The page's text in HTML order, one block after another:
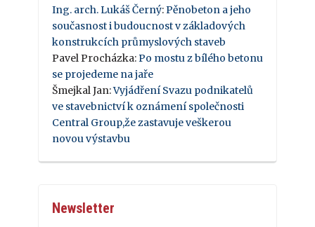
Ing. arch. Lukáš Černý:Pěnobeton a jeho
současnost i budoucnost v základových
konstrukcích průmyslových staveb
Pavel Procházka:Po mostu z bílého betonu
se projedeme na jaře
Šmejkal Jan:Vyjádření Svazu podnikatelů
ve stavebnictví k oznámení společnosti
Central Group,že zastavuje veškerou
novou výstavbu
Newsletter